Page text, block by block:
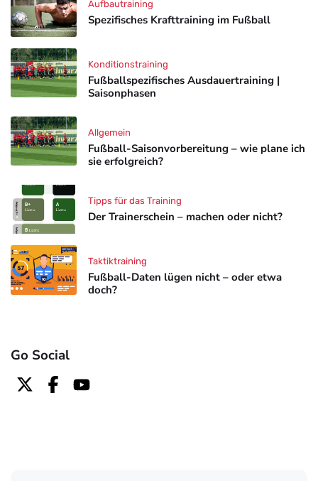
Spezifisches Krafttraining im Fußball
Aufbautraining
Fußballspezifisches Ausdauertraining |
Saisonphasen
Konditionstraining
Fußball-Saisonvorbereitung – wie plane ich
sie erfolgreich?
Allgemein
Der Trainerschein – machen oder nicht?
Tipps für das Training
Fußball-Daten lügen nicht – oder etwa
doch?
Taktiktraining
Go Social